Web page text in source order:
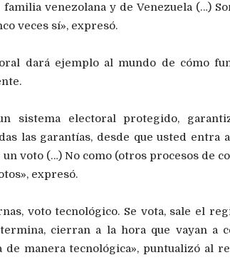
familia venezolana y de Venezuela (…)
veces sí», expresó.
dará ejemplo al mundo de cómo
sistema electoral protegido,
las garantías, desde que usted entra
voto (…) No como (otros procesos de
expresó.
voto tecnológico. Se vota, sale el
cierran a la hora que vayan a
de manera tecnológica», puntualizó al